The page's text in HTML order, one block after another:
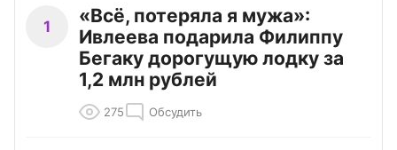
1
«Всё, потеряла я мужа»:
Ивлеева подарила Филиппу
Бегаку дорогущую лодку за
1,2 млн рублей
275 Обсудить